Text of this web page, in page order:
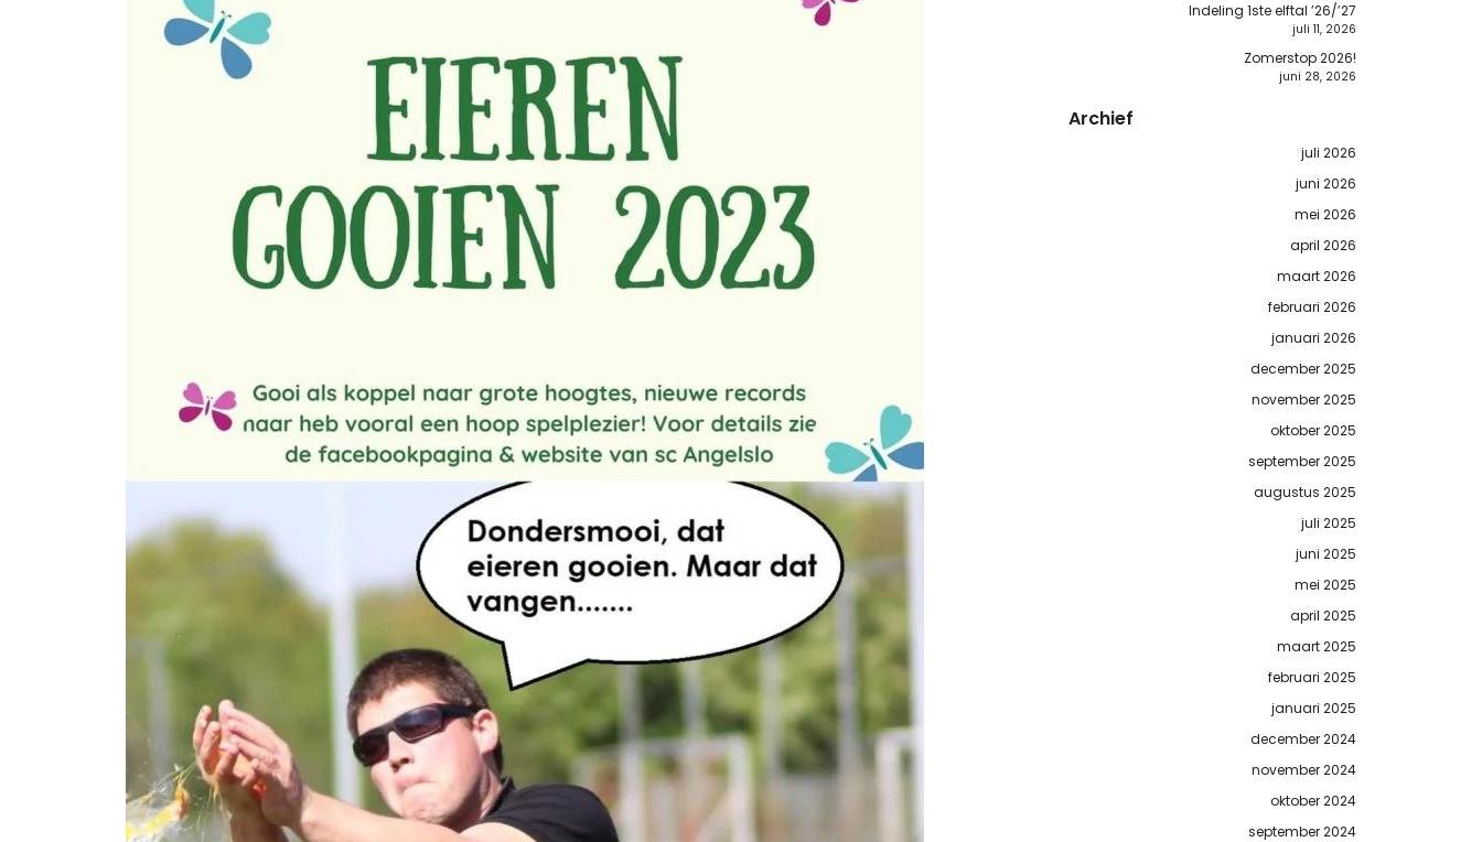
Indeling 1ste elftal ’26/’27
juli 11, 2026
Zomerstop 2026!
juni 28, 2026
Archief
juli 2026
juni 2026
mei 2026
april 2026
maart 2026
februari 2026
januari 2026
december 2025
november 2025
oktober 2025
september 2025
augustus 2025
juli 2025
juni 2025
mei 2025
april 2025
maart 2025
februari 2025
januari 2025
december 2024
november 2024
oktober 2024
september 2024